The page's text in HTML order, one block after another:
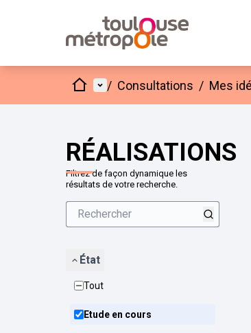
AccueilMenu principal
/ Consultations / Mes
RÉALISATIONS
Filtrez de façon dynamique les
résultats de votre recherche.
État
Tout
Etude en cours